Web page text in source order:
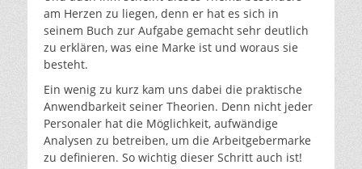
am Herzen zu liegen, denn er hat es sich in
seinem Buch zur Aufgabe gemacht sehr deutlich
zu erklären, was eine Marke ist und woraus sie
besteht.
Ein wenig zu kurz kam uns dabei die praktische
Anwendbarkeit seiner Theorien. Denn nicht jeder
Personaler hat die Möglichkeit, aufwändige
Analysen zu betreiben, um die Arbeitgebermarke
zu definieren. So wichtig dieser Schritt auch ist!